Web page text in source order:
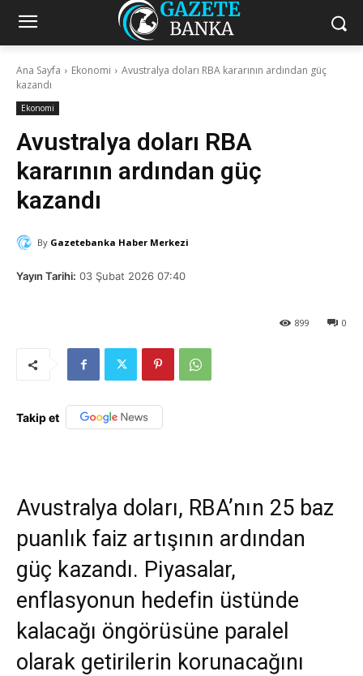
Ana Sayfa Ekonomi
Avustralya doları RBA kararının ardından güç
kazandı
Ekonomi
Avustralya doları RBA
kararının ardından güç
kazandı
By Gazetebanka Haber Merkezi
Yayın Tarihi: 03 Şubat 2026 07:40
0
899
Takip et
Avustralya doları, RBA’nın 25 baz
puanlık faiz artışının ardından
güç kazandı. Piyasalar,
enflasyonun hedefin üstünde
kalacağı öngörüsüne paralel
olarak getirilerin korunacağını